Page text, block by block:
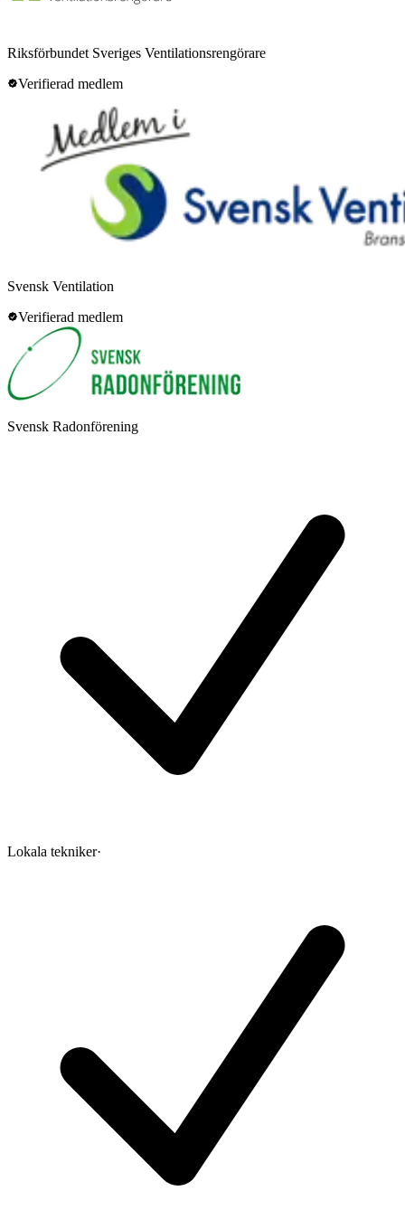
Riksförbundet Sveriges Ventilationsrengörare
Verifierad medlem
Svensk Ventilation
Verifierad medlem
Svensk Radonförening
Lokala tekniker·